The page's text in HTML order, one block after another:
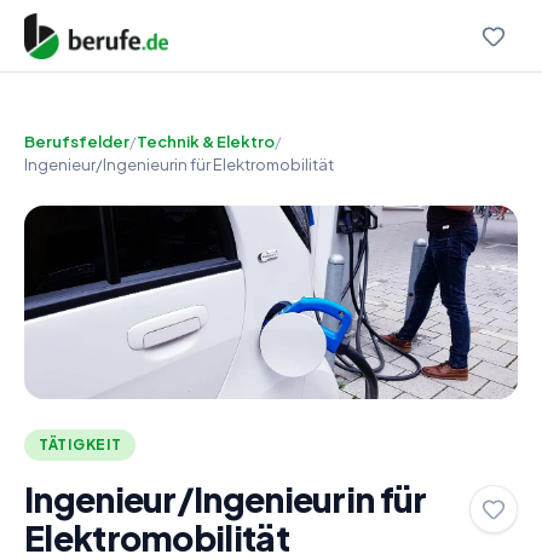
Berufsfelder/Technik & Elektro/
Ingenieur/Ingenieurin für Elektromobilität
TÄTIGKEIT
Ingenieur/Ingenieurin für
Elektromobilität